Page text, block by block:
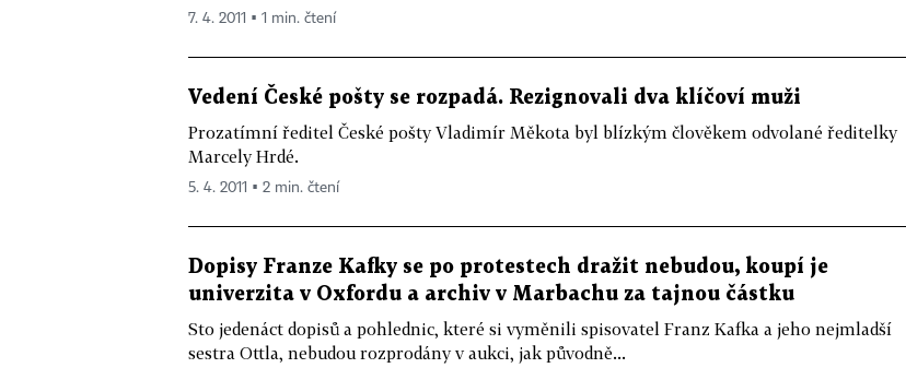
7. 4. 2011 ▪ 1 min. čtení
Vedení České pošty se rozpadá. Rezignovali dva klíčoví muži
Prozatímní ředitel České pošty Vladimír Měkota byl blízkým člověkem odvolané ředitelky
Marcely Hrdé.
5. 4. 2011 ▪ 2 min. čtení
Dopisy Franze Kafky se po protestech dražit nebudou, koupí je
univerzita v Oxfordu a archiv v Marbachu za tajnou částku
Sto jedenáct dopisů a pohlednic, které si vyměnili spisovatel Franz Kafka a jeho nejmladší
sestra Ottla, nebudou rozprodány v aukci, jak původně...